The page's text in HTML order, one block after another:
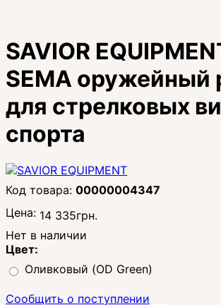
SAVIOR
SEMA оружейный
для стрелковых
спорта
00000004347
Цена: 14 335грн.
Нет в наличии
Цвет:
Оливковый (OD Green)
Сообщить о поступлении